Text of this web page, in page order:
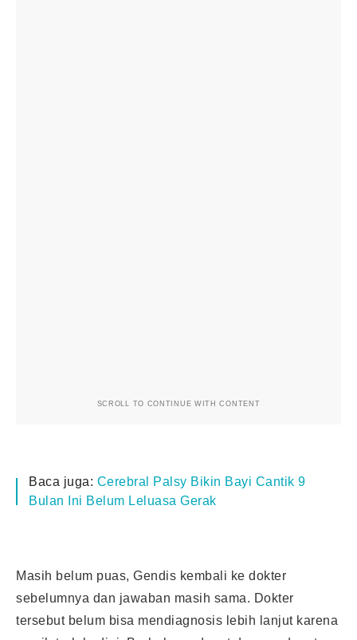
SCROLL TO CONTINUE WITH CONTENT
Baca juga: Cerebral Palsy Bikin Bayi Cantik 9
Bulan Ini Belum Leluasa Gerak
Masih belum puas, Gendis kembali ke dokter
sebelumnya dan jawaban masih sama. Dokter
tersebut belum bisa mendiagnosis lebih lanjut karena